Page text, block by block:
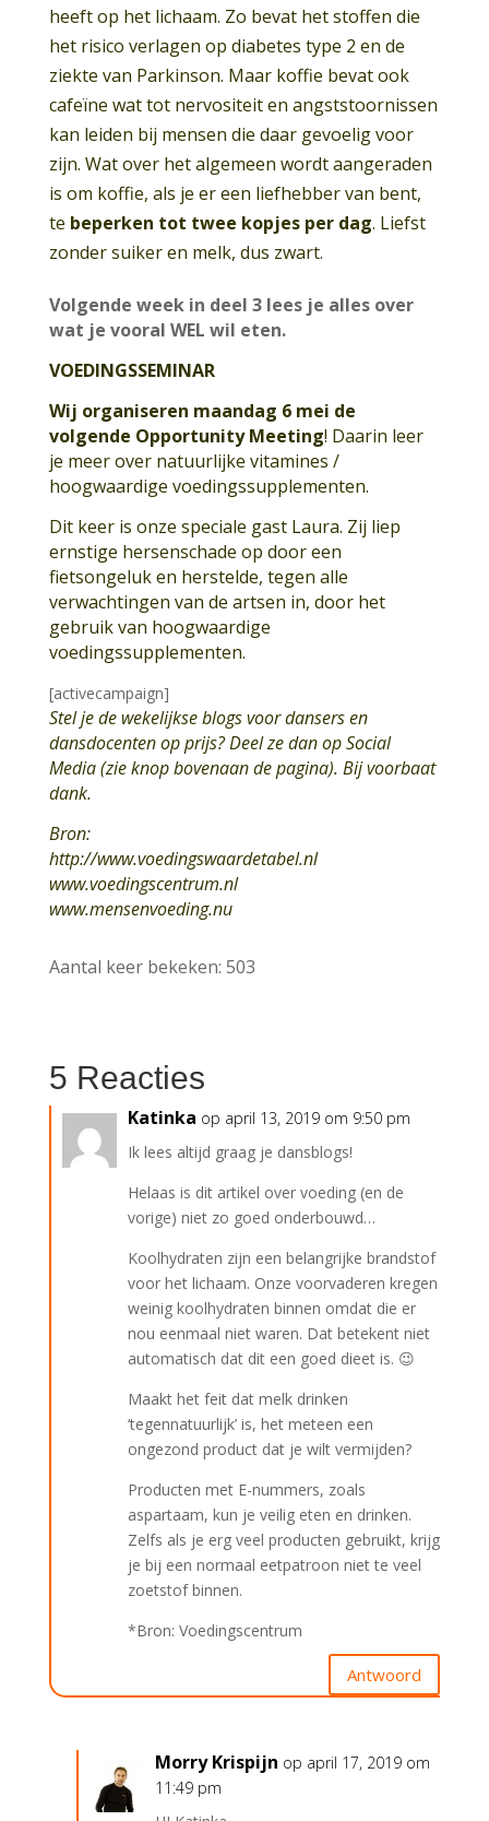
heeft op het lichaam. Zo bevat het stoffen die
het risico verlagen op diabetes type 2 en de
ziekte van Parkinson. Maar koffie bevat ook
cafeïne wat tot nervositeit en angststoornissen
kan leiden bij mensen die daar gevoelig voor
zijn. Wat over het algemeen wordt aangeraden
is om koffie, als je er een liefhebber van bent,
te beperken tot twee kopjes per dag. Liefst
zonder suiker en melk, dus zwart.
Volgende week in deel 3 lees je alles over
wat je vooral WEL wil eten.
VOEDINGSSEMINAR
Wij organiseren maandag 6 mei de
volgende Opportunity Meeting! Daarin leer
je meer over natuurlijke vitamines /
hoogwaardige voedingssupplementen.
Dit keer is onze speciale gast Laura. Zij liep
ernstige hersenschade op door een
fietsongeluk en herstelde, tegen alle
verwachtingen van de artsen in, door het
gebruik van hoogwaardige
voedingssupplementen.
[activecampaign]
Stel je de wekelijkse blogs voor dansers en
dansdocenten op prijs? Deel ze dan op Social
Media (zie knop bovenaan de pagina). Bij voorbaat
dank.
Bron:
http://www.voedingswaardetabel.nl
www.voedingscentrum.nl
www.mensenvoeding.nu
Aantal keer bekeken: 503
5 Reacties
Katinka op april 13, 2019 om 9:50 pm
Ik lees altijd graag je dansblogs!
Helaas is dit artikel over voeding (en de
vorige) niet zo goed onderbouwd…
Koolhydraten zijn een belangrijke brandstof
voor het lichaam. Onze voorvaderen kregen
weinig koolhydraten binnen omdat die er
nou eenmaal niet waren. Dat betekent niet
automatisch dat dit een goed dieet is. 😉
Maakt het feit dat melk drinken
‘tegennatuurlijk’ is, het meteen een
ongezond product dat je wilt vermijden?
Producten met E-nummers, zoals
aspartaam, kun je veilig eten en drinken.
Zelfs als je erg veel producten gebruikt, krijg
je bij een normaal eetpatroon niet te veel
zoetstof binnen.
*Bron: Voedingscentrum
Antwoord
Morry Krispijn op april 17, 2019 om
11:49 pm